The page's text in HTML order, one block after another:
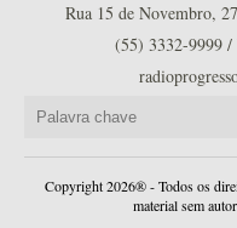
Rua 15 de Novembro,
(55) 3332-9999
Copyright 2026® - Todos os
material sem